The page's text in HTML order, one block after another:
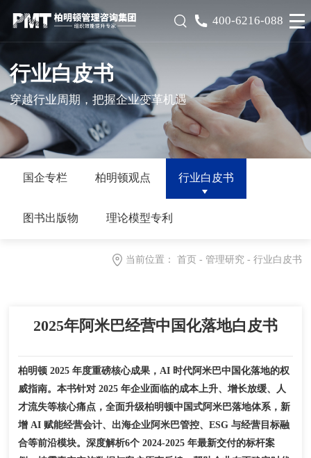
400-6216-088
行业白皮书
穿越行业周期，把握企业变革机遇
国企专栏 柏明顿观点 行业白皮书
图书出版物 理论模型专利
当前位置： 首页- 管理研究 - 行业白皮书
2025年阿米巴经营中国化落地白皮书
柏明顿 2025 年度重磅核心成果，AI 时代阿米巴中国化落地的权
威指南。本书针对 2025 年企业面临的成本上升、增长放缓、人
才流失等核心痛点，全面升级柏明顿中国式阿米巴落地体系，新
增 AI 赋能经营会计、出海企业阿米巴管控、ESG 与经营目标融
合等前沿模块。深度解析6个 2024-2025 年最新交付的标杆案